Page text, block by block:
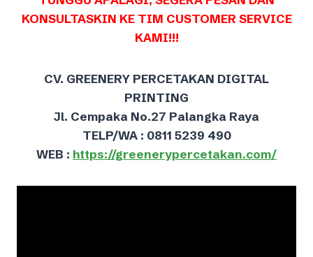
KONSULTASKIN KE TIM CUSTOMER SERVICE
KAMI!!!
CV. GREENERY PERCETAKAN DIGITAL
PRINTING
Jl. Cempaka No.27 Palangka Raya
TELP/WA : 0811 5239 490
WEB : https://greenerypercetakan.com/